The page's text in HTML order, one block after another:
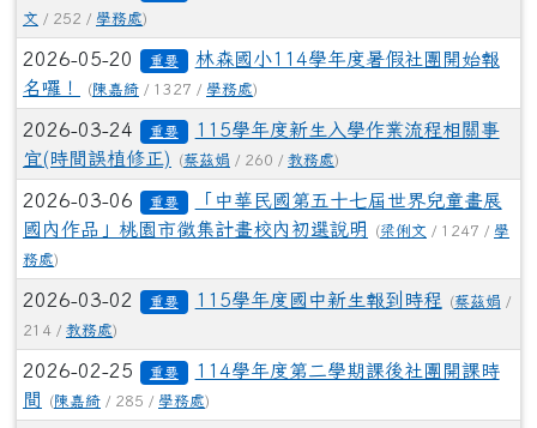
文 / 252 / 學務處)
2026-05-20 重要
林森國小114學年度暑假社團開始報
名囉！
(陳嘉綺 / 1327 / 學務處)
2026-03-24 重要
115學年度新生入學作業流程相關事
宜(時間誤植修正)
(蔡茲娟 / 260 / 教務處)
2026-03-06 重要
「中華民國第五十七屆世界兒童畫展
國內作品」桃園市徵集計畫校內初選說明
(梁俐文 / 1247 / 學
務處)
2026-03-02 重要 115學年度國中新生報到時程 (蔡茲娟 /
214 / 教務處)
2026-02-25 重要
114學年度第二學期課後社團開課時
間
(陳嘉綺 / 285 / 學務處)